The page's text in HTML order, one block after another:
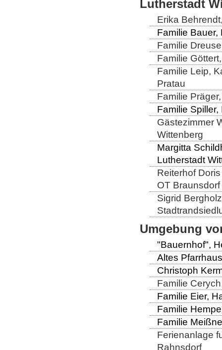
Lutherstadt
Erika
Familie
Familie
Familie
Familie Leip,
Pratau
Familie
Familie
Gästezimmer
Wittenberg
Margitta
Lutherstadt
Reiterhof
OT Braunsdorf
Sigrid
Umgebung
"Bauernhof",
Altes
Christoph
Familie
Familie Eier,
Familie
Familie
Ferienanlage
Rahnsdorf